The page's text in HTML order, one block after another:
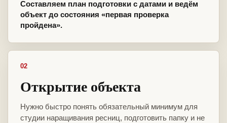
Составляем план подготовки с датами и ведём
объект до состояния «первая проверка
пройдена».
02
Открытие объекта
Нужно быстро понять обязательный минимум для
студии наращивания ресниц, подготовить папку и не